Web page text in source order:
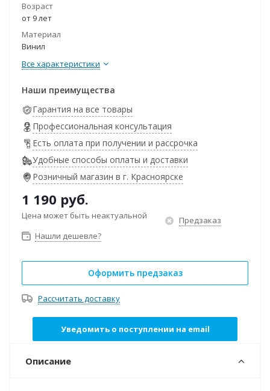
Возраст
от 9 лет
Материал
Винил
Все характеристики
Наши преимущества
Гарантия на все товары
Профессиональная консультация
Есть оплата при получении и рассрочка
Удобные способы оплаты и доставки
Розничный магазин в г. Красноярске
1 190 руб.
Цена может быть неактуальной
Предзаказ
Нашли дешевле?
Оформить предзаказ
Рассчитать доставку
Уведомить о поступлении на email
Описание